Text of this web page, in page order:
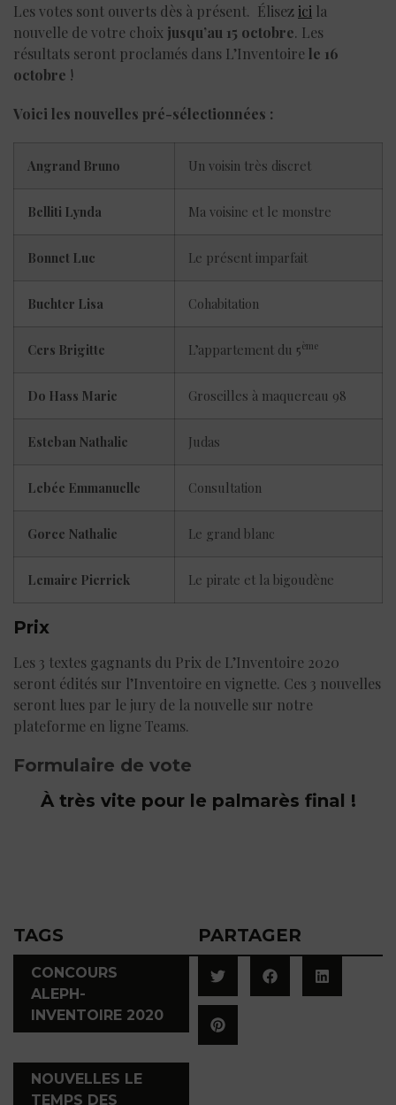
Les votes sont ouverts dès à présent. Élisez ici la
nouvelle de votre choix jusqu’au 15 octobre. Les
résultats seront proclamés dans L’Inventoire le 16
octobre !
Voici les nouvelles pré-sélectionnées :
Angrand Bruno Un voisin très discret
Belliti Lynda Ma voisine et le monstre
Bonnet Luc Le présent imparfait
Buchter Lisa Cohabitation
Cers Brigitte L’appartement du 5ème
Do Hass Marie Groseilles à maquereau 98
Esteban Nathalie Judas
Lebée Emmanuelle Consultation
Gorce Nathalie Le grand blanc
Lemaire Pierrick Le pirate et la bigoudène
Prix
Les 3 textes gagnants du Prix de L’Inventoire 2020
seront édités sur l’Inventoire en vignette. Ces 3 nouvelles
seront lues par le jury de la nouvelle sur notre
plateforme en ligne Teams.
Formulaire de vote
À très vite pour le palmarès final !
TAGS
CONCOURS
ALEPH-
INVENTOIRE 2020
NOUVELLES LE
TEMPS DES
PARTAGER